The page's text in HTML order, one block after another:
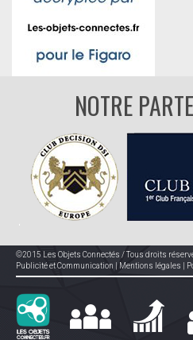
NOTRE
©2015 Les Objets Connectés / Tous droits
Publicité et Communication
Mentions légales